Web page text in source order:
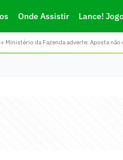
Onde Assistir Lance!
Ministério da Fazenda adverte: Aposta